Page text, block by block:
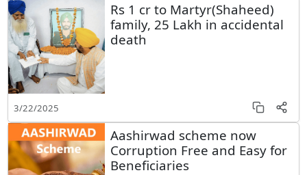
Rs 1 cr to Martyr(Shaheed)
family, 25 Lakh in accidental
death
3/22/2025
Aashirwad scheme now
Corruption Free and Easy for
Beneficiaries